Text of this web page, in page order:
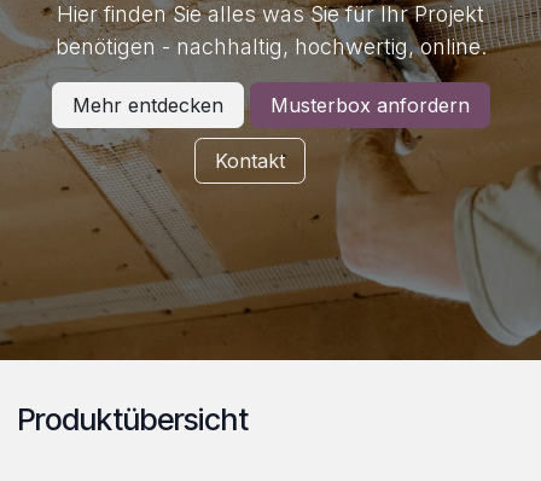
Hier finden Sie alles was Sie für Ihr Projekt
benötigen - nachhaltig, hochwertig, online.
Mehr entdecken Musterbox anfordern
Kontakt
Produktübersicht